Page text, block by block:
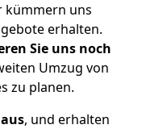
kümmern uns
erhalten.
Sie uns noch
Umzug von
zu planen.
, und erhalten